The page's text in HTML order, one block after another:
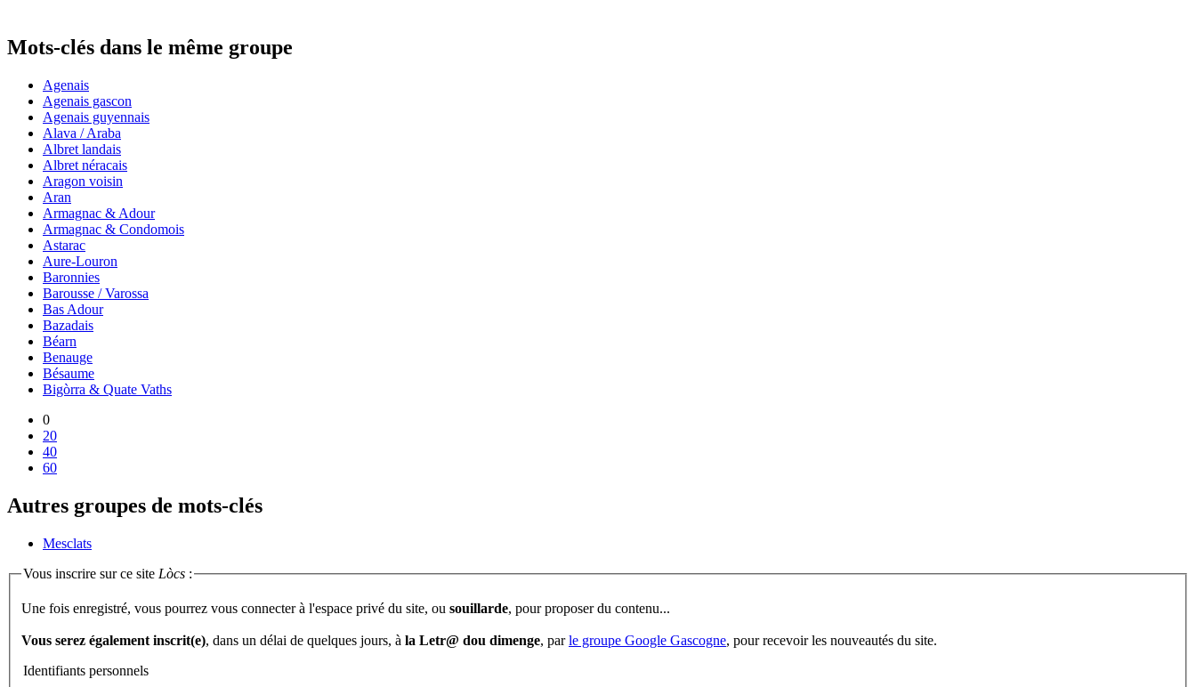
Mots-clés dans le même groupe
Agenais
Agenais gascon
Agenais guyennais
Alava / Araba
Albret landais
Albret néracais
Aragon voisin
Aran
Armagnac & Adour
Armagnac & Condomois
Astarac
Aure-Louron
Baronnies
Barousse / Varossa
Bas Adour
Bazadais
Béarn
Benauge
Bésaume
Bigòrra & Quate Vaths
0
20
40
60
Autres groupes de mots-clés
Mesclats
Vous inscrire sur ce site Lòcs :
Une fois enregistré, vous pourrez vous connecter à l'espace privé du site, ou souillarde , pour proposer du contenu...
Vous serez également inscrit(e), dans un délai de quelques jours, à la Letr@ dou dimenge, parle groupe Google Gascogne, pour recevoir les nouveautés du site.
Identifiants personnels